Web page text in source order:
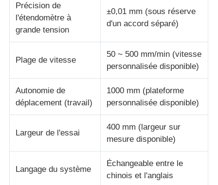
Précision de
l'étendomètre à
grande tension
±0,01 mm (sous réserve
d'un accord séparé)
Plage de vitesse
50 ~ 500 mm/min (vitesse
personnalisée disponible)
Autonomie de
déplacement (travail)
1000 mm (plateforme
personnalisée disponible)
Largeur de l'essai
400 mm (largeur sur
mesure disponible)
Langage du système
Échangeable entre le
chinois et l'anglais